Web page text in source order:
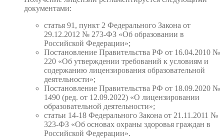
документами:
статья 91, пункт 2 Федерального Закона от
29.12.2012 № 273-ФЗ «Об образовании в
Российской Федерации»;
Постановление Правительства РФ от 16.04.2010 №
220 «Об утверждении требований к условиям и
содержанию лицензирования образовательной
деятельности»;
Постановление Правительства РФ от 18.09.2020 №
1490 (ред. от 12.09.2022) «О лицензировании
образовательной деятельности»;
статьи 14-18 Федерального Закона от 21.11.2011 №
323-ФЗ «Об основах охраны здоровья граждан в
Российской Федерации».